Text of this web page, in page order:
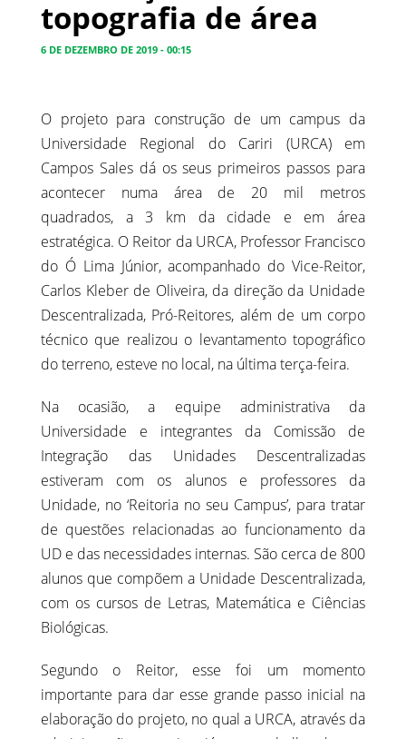
topografia de área
6 DE DEZEMBRO DE 2019 - 00:15
O projeto para construção de um campus da
Universidade Regional do Cariri (URCA) em
Campos Sales dá os seus primeiros passos para
acontecer numa área de 20 mil metros
quadrados, a 3 km da cidade e em área
estratégica. O Reitor da URCA, Professor Francisco
do Ó Lima Júnior, acompanhado do Vice-Reitor,
Carlos Kleber de Oliveira, da direção da Unidade
Descentralizada, Pró-Reitores, além de um corpo
técnico que realizou o levantamento topográfico
do terreno, esteve no local, na última terça-feira.
Na ocasião, a equipe administrativa da
Universidade e integrantes da Comissão de
Integração das Unidades Descentralizadas
estiveram com os alunos e professores da
Unidade, no ‘Reitoria no seu Campus’, para tratar
de questões relacionadas ao funcionamento da
UD e das necessidades internas. São cerca de 800
alunos que compõem a Unidade Descentralizada,
com os cursos de Letras, Matemática e Ciências
Biológicas.
Segundo o Reitor, esse foi um momento
importante para dar esse grande passo inicial na
elaboração do projeto, no qual a URCA, através da